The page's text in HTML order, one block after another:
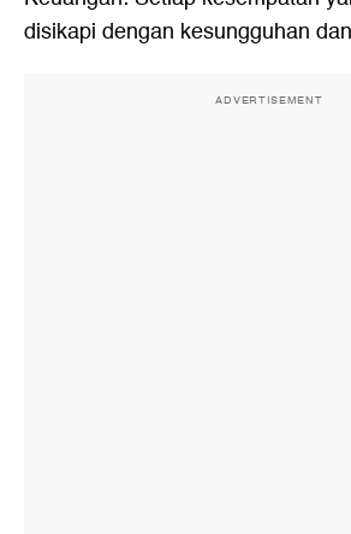
disikapi dengan kesungguhan
ADVERTISEMENT